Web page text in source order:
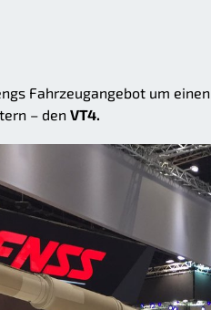
Fahrzeugangebot um
– den VT4.